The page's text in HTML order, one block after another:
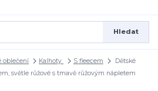
Hledat
oblečení Kalhoty S fleecem
Dětské
světle růžové s tmavě růžovým nápletem